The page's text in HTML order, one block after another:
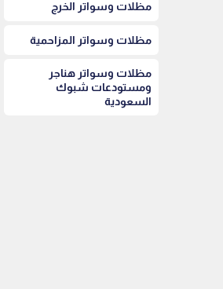
مظلات وسواتر الخرج
مظلات وسواتر المزاحمية
مظلات وسواتر هناجر
ومستودعات شبوك
السعودية